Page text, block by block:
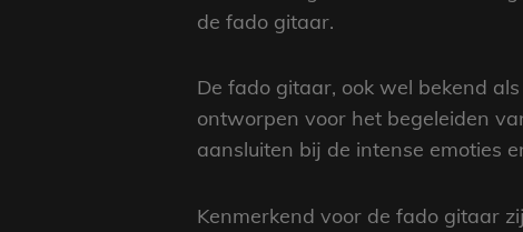
de fado gitaar.
De fado gitaar, ook wel bekend
ontworpen voor het begeleiden
aansluiten bij de intense emoties
Kenmerkend voor de fado gitaar